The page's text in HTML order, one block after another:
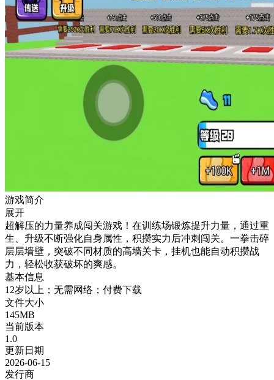
游戏简介
展开
超解压的力量养成闯关游戏！在训练场锻炼提升力量，通过重
生、升级不断强化自身属性，积攒实力后冲刺闯关。一拳击碎
层层墙壁，突破不同材质的高墙关卡，挂机也能自动积攒战
力，轻松收获破坏的爽感。
基本信息
12岁以上；无需网络；付费下载
文件大小
145MB
当前版本
1.0
更新日期
2026-06-15
发行商